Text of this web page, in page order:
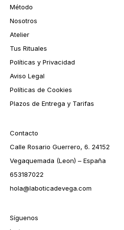
Método
Nosotros
Atelier
Tus Rituales
Políticas y Privacidad
Aviso Legal
Políticas de Cookies
Plazos de Entrega y Tarifas
Contacto
Calle Rosario Guerrero, 6. 24152
Vegaquemada (Leon) – España
653187022
hola@laboticadevega.com
Síguenos